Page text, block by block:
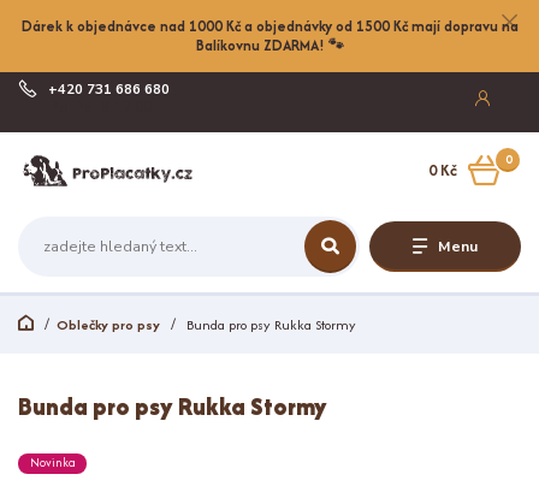
Dárek k objednávce nad 1000 Kč a objednávky od 1500 Kč mají dopravu na
Balíkovnu ZDARMA! 🐾
Menu
+420 731 686 680
0
0 Kč
Oblečky pro psy Bunda pro psy Rukka Stormy
Bunda pro psy Rukka Stormy
Novinka